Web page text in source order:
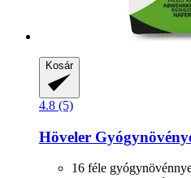
Kosár
4.8 (5)
Höveler
16 féle